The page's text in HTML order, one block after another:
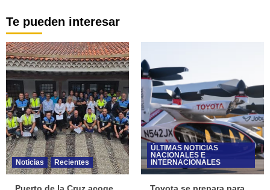
Te pueden interesar
Noticias Recientes
Puerto de la Cruz acoge
ÚLTIMAS NOTICIAS
NACIONALES E
INTERNACIONALES
Toyota se prepara para